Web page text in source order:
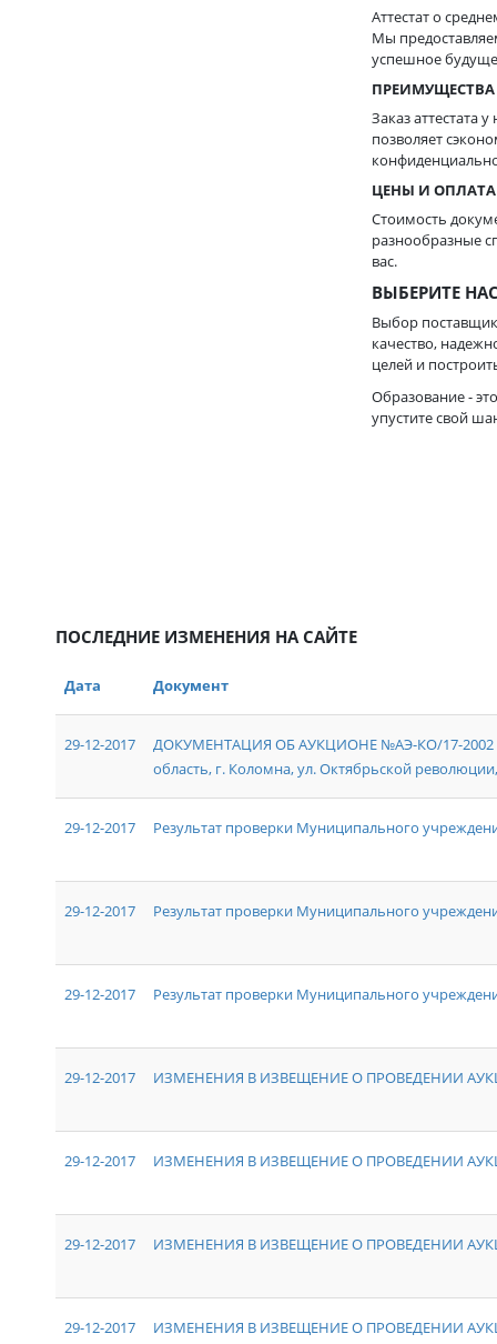
Аттестат о
Мы
успешное
ПРЕИМУЩЕСТВА
Заказ аттестата
позволяет
ЦЕНЫ И ОПЛАТА
Стоимость
разнообразные
вас.
ВЫБЕРИТЕ
Выбор
качество,
целей и
Образование -
упустите свой
ПОСЛЕДНИЕ ИЗМЕНЕНИЯ НА САЙТЕ
Дата Документ
29-12-2017
ДОКУМЕНТАЦИЯ ОБ АУКЦИОНЕ №АЭ-КО/17-2002
область, г. Коломна, ул. Октябрьской
29-12-2017 Результат проверки Муниципального
29-12-2017 Результат проверки Муниципального
29-12-2017 Результат проверки Муниципального
29-12-2017 ИЗМЕНЕНИЯ В ИЗВЕЩЕНИЕ О ПРОВЕДЕНИИ
29-12-2017 ИЗМЕНЕНИЯ В ИЗВЕЩЕНИЕ О ПРОВЕДЕНИИ
29-12-2017 ИЗМЕНЕНИЯ В ИЗВЕЩЕНИЕ О ПРОВЕДЕНИИ
29-12-2017 ИЗМЕНЕНИЯ В ИЗВЕЩЕНИЕ О ПРОВЕДЕНИИ